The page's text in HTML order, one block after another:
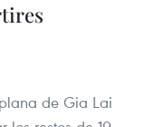
de Gia Lai